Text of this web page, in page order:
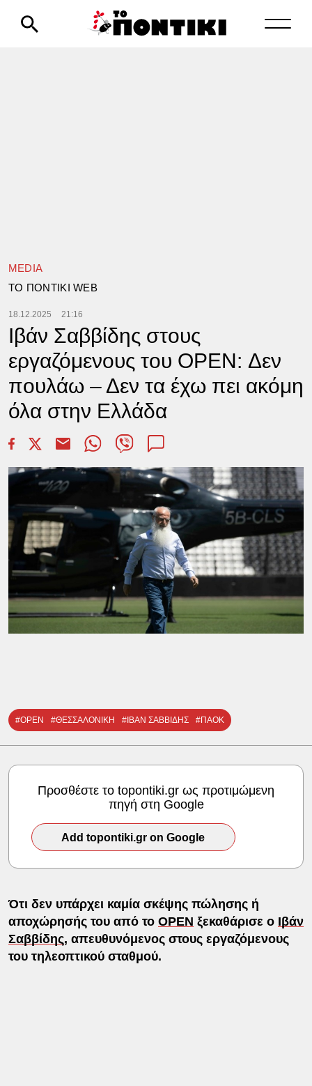
MEDIA
TΟ ΠΟΝΤΙΚΙ WEB
18.12.2025 21:16
Ιβάν Σαββίδης στους
εργαζόμενους του OPEN: Δεν
πουλάω – Δεν τα έχω πει ακόμη
όλα στην Ελλάδα
#OPEN #ΘΕΣΣΑΛΟΝΙΚΗ #ΙΒΑΝ ΣΑΒΒΙΔΗΣ #ΠΑΟΚ
Προσθέστε το topontiki.gr ως προτιμώμενη
πηγή στη Google
Add topontiki.gr on Google
Ότι δεν υπάρχει καμία σκέψης πώλησης ή
αποχώρησής του από το OPEN ξεκαθάρισε ο Ιβάν
Σαββίδης, απευθυνόμενος στους εργαζόμενους
του τηλεοπτικού σταθμού.